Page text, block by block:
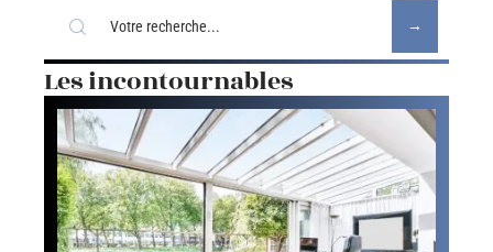
Les incontournables